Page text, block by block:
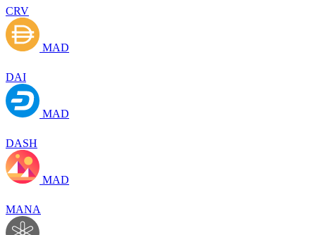
CRV
MAD
DAI
MAD
DASH
MAD
MANA